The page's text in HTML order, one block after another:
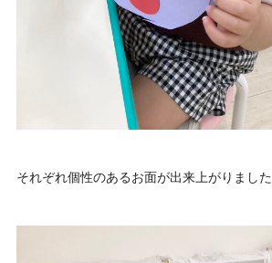
それぞれ個性のあるお面が出来上がりました